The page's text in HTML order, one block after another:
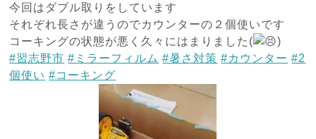
今回はダブル取りをしています
それぞれ長さが違うのでカウンターの２個使いです
コーキングの状態が悪く久々にはまりました(
)
#習志野市 #ミラーフィルム #暑さ対策 #カウンター #2
個使い #コーキング